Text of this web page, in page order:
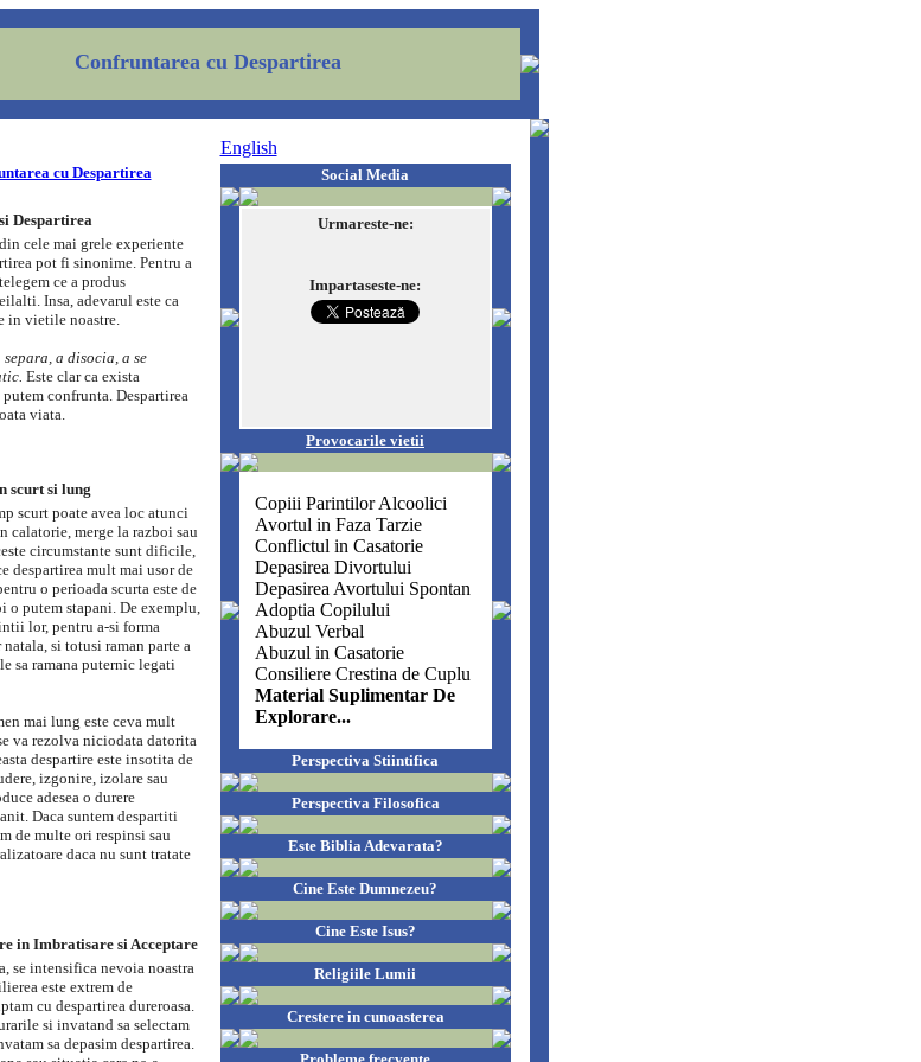
Confruntarea cu Despartirea
cu Despartirea
Despartirea
cele mai grele experiente
pot fi sinonime. Pentru a
ce a produs
Insa, adevarul este ca
in vietile noastre.
separa, a disocia, a se
Este clar ca exista
confrunta. Despartirea
viata.
scurt si lung
scurt poate avea loc atunci
calatorie, merge la razboi sau
circumstante sunt dificile,
despartirea mult mai usor de
o perioada scurta este de
o putem stapani. De exemplu,
lor, pentru a-si forma
si totusi raman parte a
sa ramana puternic legati
mai lung este ceva mult
va rezolva niciodata datorita
despartire este insotita de
izgonire, izolare sau
adesea o durere
Daca suntem despartiti
de multe ori respinsi sau
daca nu sunt tratate
in Imbratisare si Acceptare
se intensifica nevoia noastra
este extrem de
cu despartirea dureroasa.
si invatand sa selectam
sa depasim despartirea.
English
Social Media
Urmareste-ne:
Impartaseste-ne:
Provocarile vietii
Copiii Parintilor Alcoolici
Avortul in Faza Tarzie
Conflictul in Casatorie
Depasirea Divortului
Depasirea Avortului Spontan
Adoptia Copilului
Abuzul Verbal
Abuzul in Casatorie
Consiliere Crestina de Cuplu
Material Suplimentar De
Explorare...
Perspectiva Stiintifica
Perspectiva Filosofica
Este Biblia Adevarata?
Cine Este Dumnezeu?
Cine Este Isus?
Religiile Lumii
Crestere in cunoasterea